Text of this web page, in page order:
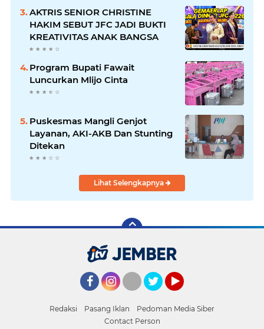
AKTRIS SENIOR CHRISTINE
HAKIM SEBUT JFC JADI BUKTI
KREATIVITAS ANAK BANGSA
Program Bupati Fawait
Luncurkan Mlijo Cinta
Puskesmas Mangli Genjot
Layanan, AKI-AKB Dan Stunting
Ditekan
Lihat Selengkapnya
Redaksi Pasang Iklan
Pedoman Media Siber
Contact Person